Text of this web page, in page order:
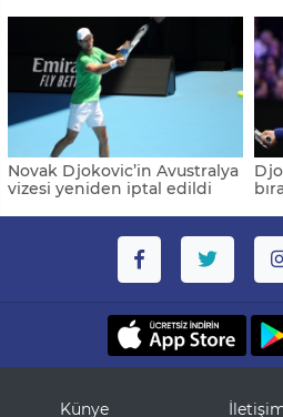
Novak Djokovic’in Avustralya
vizesi yeniden iptal edildi
Künye